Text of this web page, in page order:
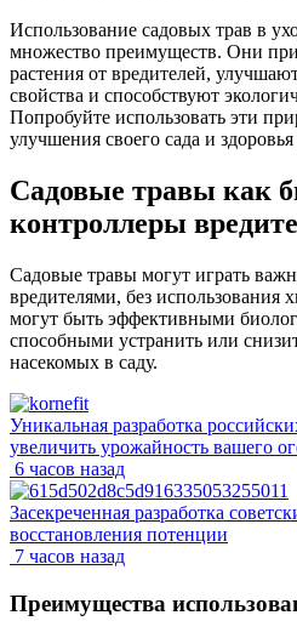
Использование садовых трав в
множество преимуществ. Они
растения от вредителей,
свойства и способствуют
Попробуйте использовать эти
улучшения своего сада и
Садовые травы как
контроллеры
Садовые травы могут играть
вредителями, без использования
могут быть эффективными
способными устранить или
насекомых в саду.
Уникальная разработка
увеличить урожайность вашего
6 часов назад
Засекреченная разработка
восстановления потенции
7 часов назад
Преимущества